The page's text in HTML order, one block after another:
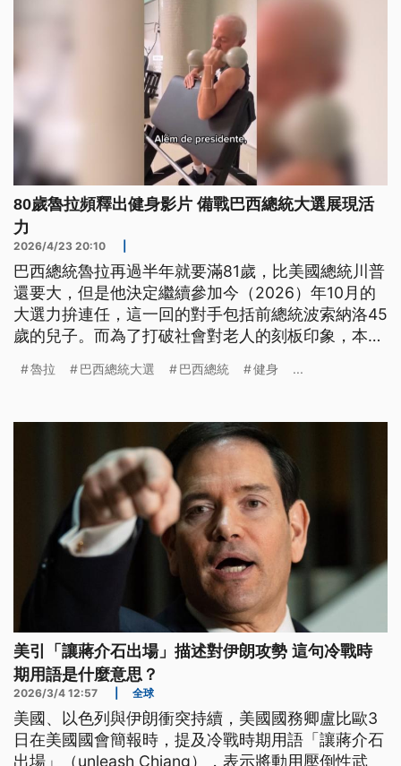
80歲魯拉頻釋出健身影片 備戰巴西總統大選展現活
力
2026/4/23 20:10
巴西總統魯拉再過半年就要滿81歲，比美國總統川普
還要大，但是他決定繼續參加今（2026）年10月的
大選力拚連任，這一回的對手包括前總統波索納洛45
歲的兒子。而為了打破社會對老人的刻板印象，本來
用「Turbo老車」來形容自己活力充沛。
魯拉 巴西總統大選 巴西總統 健身 ...
美引「讓蔣介石出場」描述對伊朗攻勢 這句冷戰時
期用語是什麼意思？
2026/3/4 12:57 全球
美國、以色列與伊朗衝突持續，美國國務卿盧比歐3
日在美國國會簡報時，提及冷戰時期用語「讓蔣介石
出場」（unleash Chiang），表示將動用壓倒性武